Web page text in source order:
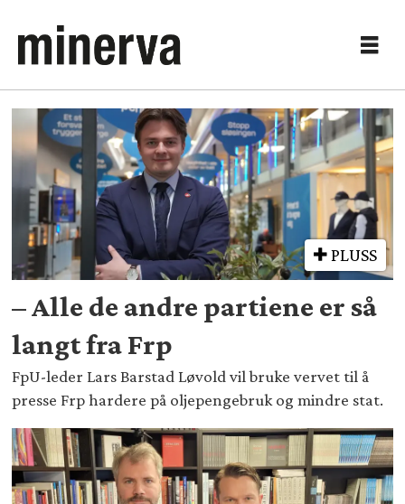
Tag:
oljepengebruk
PLUSS
– Alle de andre partiene er så
langt fra Frp
FpU-leder Lars Barstad Løvold vil bruke vervet til å
presse Frp hardere på oljepengebruk og mindre stat.